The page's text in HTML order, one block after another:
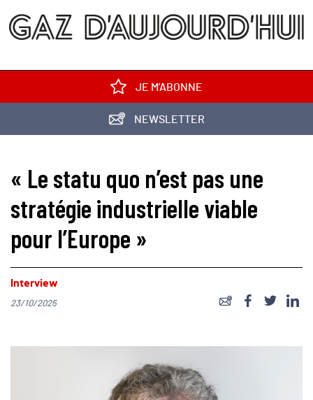
JE M'ABONNE
NEWSLETTER
« Le statu quo n’est pas une
stratégie industrielle viable
pour l’Europe »
Interview
23/10/2025